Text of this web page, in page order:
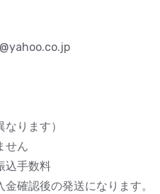
ります）
せん
込手数料
確認後の発送になります。